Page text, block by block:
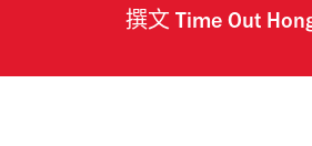
撰文 Time Out